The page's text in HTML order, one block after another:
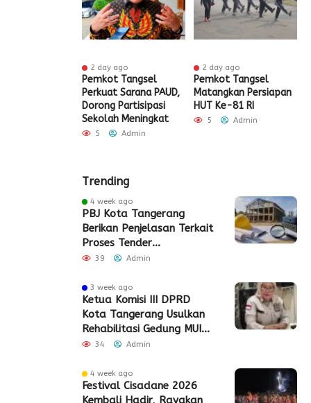
2 day ago
Pemkot Tangsel
Perkuat Sarana PAUD,
Dorong Partisipasi
Sekolah Meningkat
5 Admin
2 day ago
Pemkot Tangsel
Matangkan Persiapan
HUT Ke-81 RI
5 Admin
Trending
4 week ago
PBJ Kota Tangerang
Berikan Penjelasan Terkait
Proses Tender
Pembangunan Eks Pabrik
39 Admin
3 week ago
Ketua Komisi III DPRD
Kota Tangerang Usulkan
Rehabilitasi Gedung MUI
Periuk
34 Admin
4 week ago
Festival Cisadane 2026